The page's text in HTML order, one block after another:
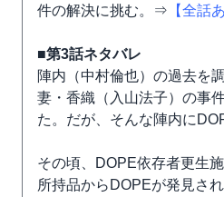
件の解決に挑む。⇒ 【全話
■第3話ネタバレ
陣内（中村倫也）の過去を
妻・香織（入山法子）の事
た。だが、そんな陣内に
その頃、DOPE依存者更生
所持品からDOPEが発見さ